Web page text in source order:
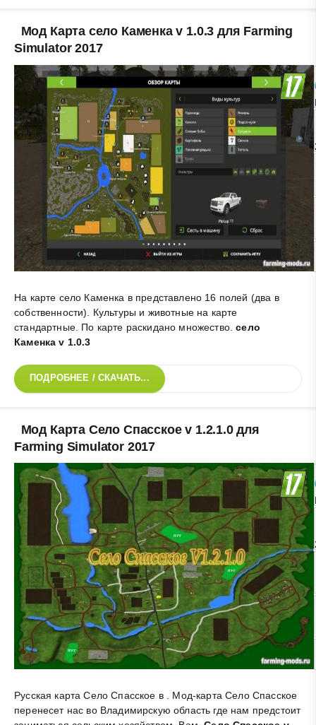
Мод Карта село Каменка v 1.0.3 для Farming
Simulator 2017
На карте село Каменка в представлено 16 полей (два в
собственности). Культуры и животные на карте
стандартные. По карте раскидано множество.село
Каменка v 1.0.3
ПОДРОБНЕЕ / СКАЧАТЬ...
Мод Карта Село Спасское v 1.2.1.0 для
Farming Simulator 2017
Русская карта Село Спасское в . Мод-карта Село Спасское
перенесет нас во Владимирскую область где нам предстоит